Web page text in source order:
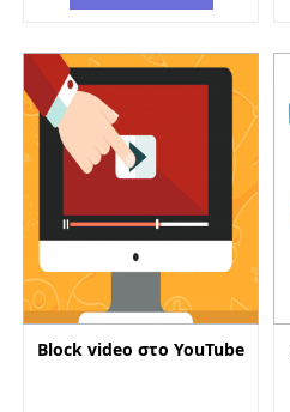
Block video στο YouTube